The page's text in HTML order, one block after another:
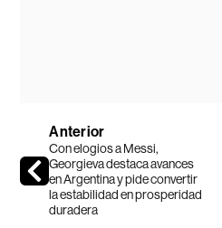
Anterior
Con elogios a Messi,
Georgieva destaca avances
en Argentina y pide convertir
la estabilidad en prosperidad
duradera